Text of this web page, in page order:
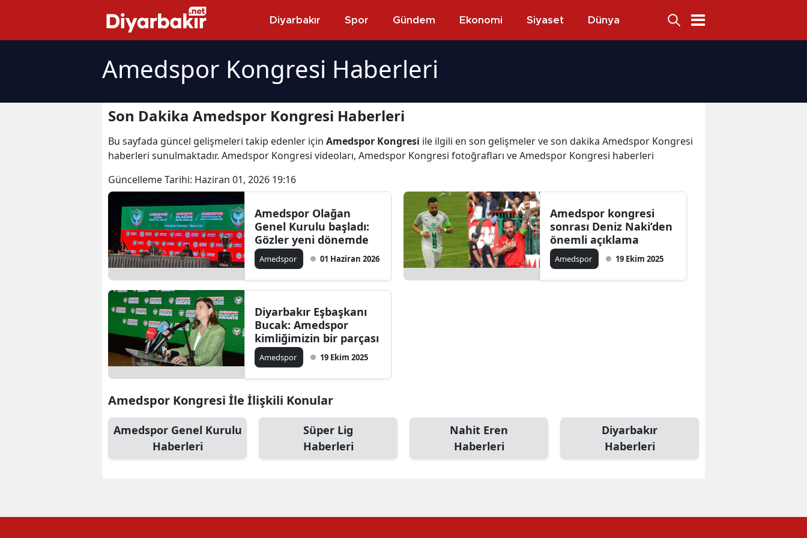
Diyarbakır Spor Gündem Ekonomi Siyaset Dünya
Amedspor Kongresi Haberleri
Son Dakika Amedspor Kongresi Haberleri
Bu sayfada güncel gelişmeleri takip edenler için Amedspor Kongresi ile ilgili en son gelişmeler ve son dakika Amedspor Kongresi
haberleri sunulmaktadır. Amedspor Kongresi videoları, Amedspor Kongresi fotoğrafları ve Amedspor Kongresi haberleri
Güncelleme Tarihi: Haziran 01, 2026 19:16
Amedspor Olağan
Genel Kurulu başladı:
Gözler yeni dönemde
Amedspor 01 Haziran 2026
Amedspor kongresi
sonrası Deniz Naki’den
önemli açıklama
Amedspor 19 Ekim 2025
Diyarbakır Eşbaşkanı
Bucak: Amedspor
kimliğimizin bir parçası
Amedspor 19 Ekim 2025
Amedspor Kongresi İle İlişkili Konular
Amedspor Genel Kurulu
Haberleri
Süper Lig
Haberleri
Nahit Eren
Haberleri
Diyarbakır
Haberleri